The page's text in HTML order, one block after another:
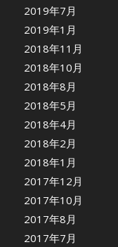
2019年7月
2019年1月
2018年11月
2018年10月
2018年8月
2018年5月
2018年4月
2018年2月
2018年1月
2017年12月
2017年10月
2017年8月
2017年7月